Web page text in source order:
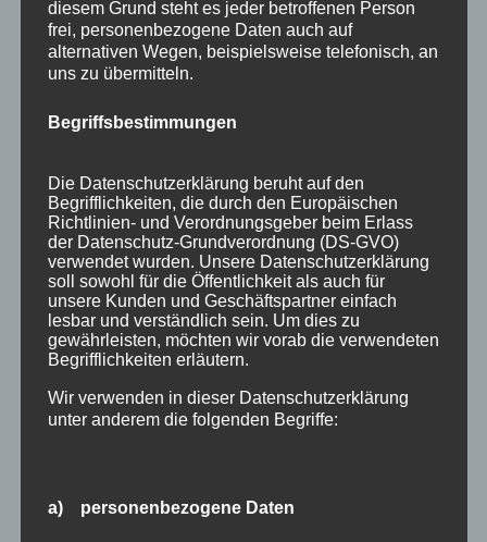
Public Viewing Fußball-WM 2026 in Oberstdorf
Oberstdorf im Mai – perfekter Frühlingsurlaub
im Allgäu
Extra Rabatt im März
Blog Archiv
Blog
Archiv
Kategorien
Allgäu
Allgemein
Angebote
diesem Grund steht es jeder betroffenen Person
frei, personenbezogene Daten auch auf
alternativen Wegen, beispielsweise telefonisch, an
uns zu übermitteln.
Begriffsbestimmungen
Die Datenschutzerklärung beruht auf den
Begrifflichkeiten, die durch den Europäischen
Richtlinien- und Verordnungsgeber beim Erlass
der Datenschutz-Grundverordnung (DS-GVO)
verwendet wurden. Unsere Datenschutzerklärung
soll sowohl für die Öffentlichkeit als auch für
unsere Kunden und Geschäftspartner einfach
lesbar und verständlich sein. Um dies zu
gewährleisten, möchten wir vorab die verwendeten
Begrifflichkeiten erläutern.
Wir verwenden in dieser Datenschutzerklärung
unter anderem die folgenden Begriffe:
a) personenbezogene Daten